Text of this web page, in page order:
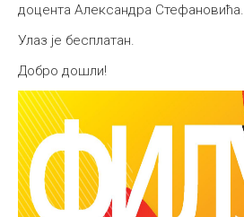
доцента Александра Стефановића.
Улаз је бесплатан.
Добро дошли!